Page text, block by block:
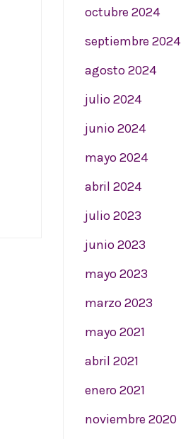
octubre 2024
septiembre 2024
agosto 2024
julio 2024
junio 2024
mayo 2024
abril 2024
julio 2023
junio 2023
mayo 2023
marzo 2023
mayo 2021
abril 2021
enero 2021
noviembre 2020